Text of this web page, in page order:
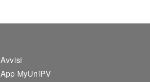
Footer 2
Avvisi
App MyUniPV